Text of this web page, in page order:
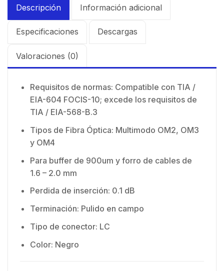
Descripción Información adicional
Especificaciones Descargas
Valoraciones (0)
Requisitos de normas: Compatible con TIA /
EIA-604 FOCIS-10; excede los requisitos de
TIA / EIA-568-B.3
Tipos de Fibra Óptica: Multimodo OM2, OM3
y OM4
Para buffer de 900um y forro de cables de
1.6 – 2.0 mm
Perdida de inserción: 0.1 dB
Terminación: Pulido en campo
Tipo de conector: LC
Color: Negro